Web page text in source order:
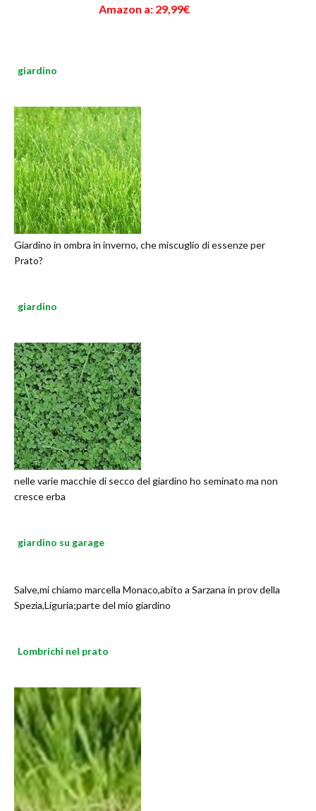
Amazon a: 29,99€
giardino
Giardino in ombra in inverno, che miscuglio di essenze per
Prato?
giardino
nelle varie macchie di secco del giardino ho seminato ma non
cresce erba
giardino su garage
Salve,mi chiamo marcella Monaco,abito a Sarzana in prov della
Spezia,Liguria;parte del mio giardino
Lombrichi nel prato